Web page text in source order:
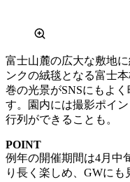
富士山麓の広大な敷地
ンクの絨毯となる富士
巻の光景がSNSにもよ
す。園内には撮影ポイ
行列ができることも。
POINT
例年の開催期間は4月中
り長く楽しめ、GWにも